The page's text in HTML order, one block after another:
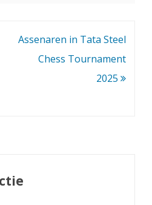
t
Assenaren in Tata Steel
Chess Tournament
2025